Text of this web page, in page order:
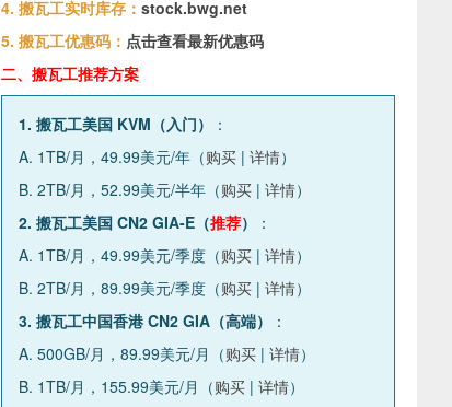
4. 搬瓦工实时库存： stock.bwg.net
5. 搬瓦工优惠码： 点击查看最新优惠码
二、搬瓦工推荐方案
1. 搬瓦工美国 KVM（入门）
：
A. 1TB/月，49.99美元/年（购买 | 详情）
B. 2TB/月，52.99美元/半年（购买 | 详情）
2. 搬瓦工美国 CN2 GIA-E（推荐）
：
A. 1TB/月，49.99美元/季度（购买 | 详情）
B. 2TB/月，89.99美元/季度（购买 | 详情）
3. 搬瓦工中国香港 CN2 GIA（高端）
：
A. 500GB/月，89.99美元/月（购买 | 详情）
B. 1TB/月，155.99美元/月（购买 | 详情）